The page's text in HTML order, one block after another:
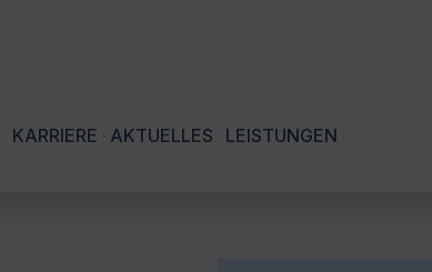
KARRIERE AKTUELLES LEISTUNGEN